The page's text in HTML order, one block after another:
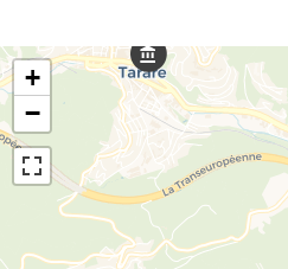
+
−